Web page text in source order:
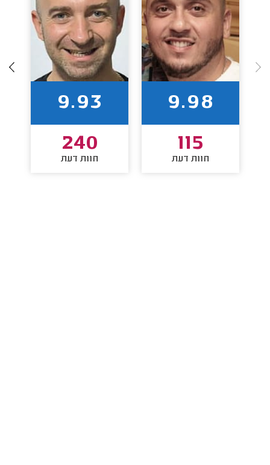
9.98
115
חוות דעת
9.93
240
חוות דעת